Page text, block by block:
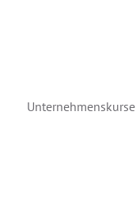
Unternehmenskurse